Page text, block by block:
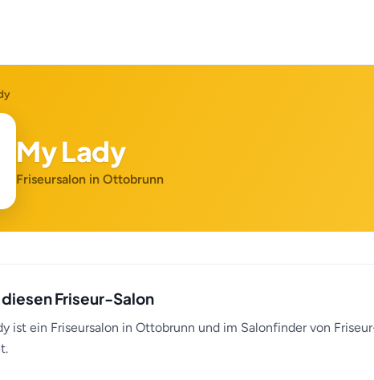
My Lady
Friseursalon in Ottobrunn
Friseur-Salon
ist ein Friseursalon in Ottobrunn und im Salonfinder von